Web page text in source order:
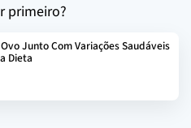
primeiro?
Junto Com Variações Saudáveis
Dieta